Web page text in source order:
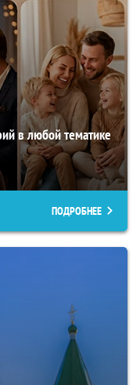
в любой тематике
ПОДРОБНЕЕ